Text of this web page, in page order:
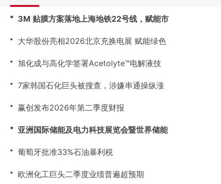
・ 3M 贴膜方案落地上海地铁22号线，赋能市
・ 大华股份亮相2026北京充换电展 赋能绿色
・ 旭化成与高化学签署Acetolyte™电解液技
・ 7家韩国石化巨头被搜查，涉嫌串通操纵涨
・ 赢创发布2026年第二季度财报
・ 亚洲国际储能及电力科技展览会暨世界储能
・ 葡萄牙批准33%石油暴利税
・ 欧洲化工巨头二季度业绩普遍超预期